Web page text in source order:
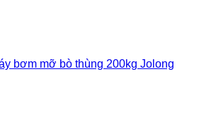
bơm mỡ bò thùng 200kg Jolong